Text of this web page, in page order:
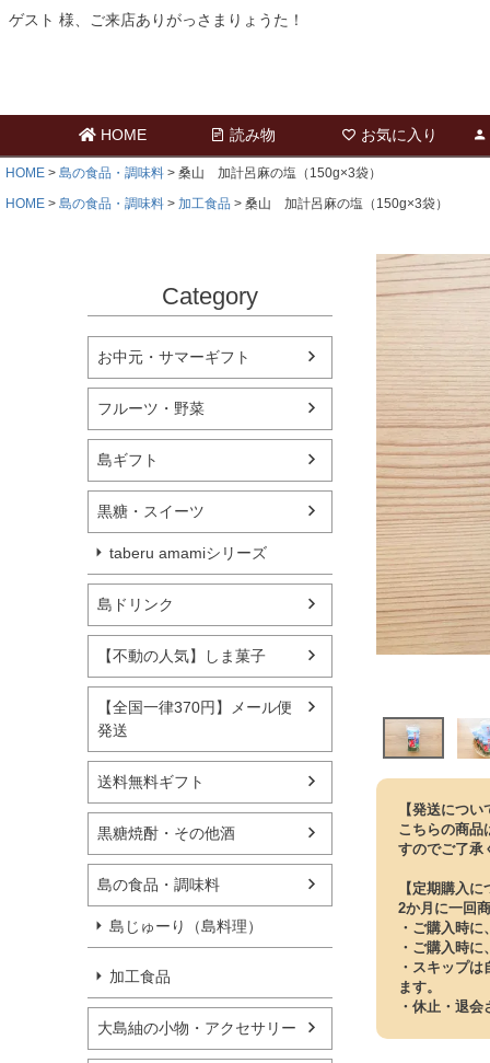
ゲスト 様、ご来店ありがっさまりょうた！
HOME 読み物 お気に入り
HOME 島の食品・調味料
桑山 加計呂麻の塩（150g×3袋）
HOME
島の食品・調味料 加工食品 桑山 加計呂麻の塩（150g×3袋）
Category
お中元・サマーギフト
フルーツ・野菜
島ギフト
黒糖・スイーツ
taberu amamiシリーズ
島ドリンク
【不動の人気】しま菓子
【全国一律370円】メール便
発送
送料無料ギフト
黒糖焼酎・その他酒
島の食品・調味料
島じゅーり（島料理）
加工食品
大島紬の小物・アクセサリー
【発送につい
こちらの商品
すのでご了承
【定期購入に
2か月に一回
・ご購入時
・ご購入時
・スキップ
ます。
・休止・退